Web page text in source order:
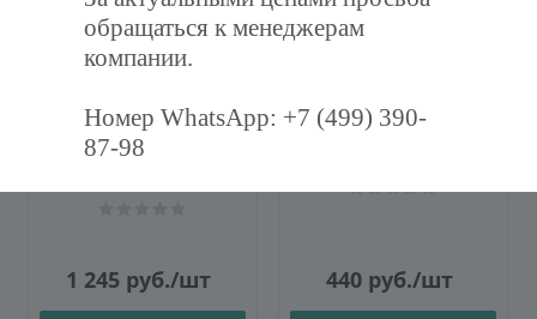
Фильтр воздушный
карманный ФВК-287-892-
1 245 руб./шт 440руб./шт
обращаться к менеджерам
компании.
Номер WhatsApp: +7 (499) 390-
87-98